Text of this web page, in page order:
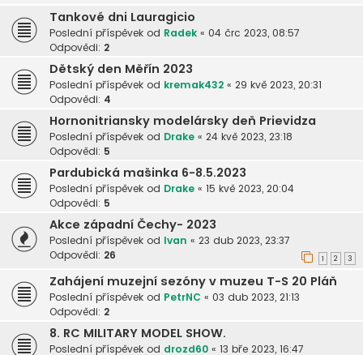
Tankové dni Lauragicio
Poslední příspěvek od Radek « 04 črc 2023, 08:57
Odpovědi: 2
Dětský den Měřín 2023
Poslední příspěvek od kremak432 « 29 kvě 2023, 20:31
Odpovědi: 4
Hornonitriansky modelársky deň Prievidza
Poslední příspěvek od Drake « 24 kvě 2023, 23:18
Odpovědi: 5
Pardubická mašinka 6-8.5.2023
Poslední příspěvek od Drake « 15 kvě 2023, 20:04
Odpovědi: 5
Akce západní Čechy- 2023
Poslední příspěvek od Ivan « 23 dub 2023, 23:37
Odpovědi: 26 1 2 3
Zahájení muzejní sezóny v muzeu T-S 20 Pláň
Poslední příspěvek od PetrNC « 03 dub 2023, 21:13
Odpovědi: 2
8. RC MILITARY MODEL SHOW.
Poslední příspěvek od drozd60 « 13 bře 2023, 16:47